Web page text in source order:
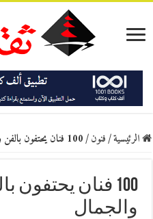
الرئيسية/فنون/100 فنان يحتفون بالفن والخبز والجمال
100 فنان يحتفون
والجمال